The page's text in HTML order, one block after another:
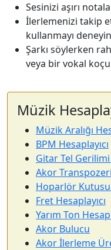
Sesinizi aşırı
İlerlemenizi takip
kullanmayı
Şarkı söylerken
veya bir vokal
Müzik
Müzik Aralığı
BPM Hesaplayıcı
Gitar Tel Gerilimi
Akor Transpozeri
Hoparlör Kutusu
Fret Hesaplayıcı
Yarım Ton
Akor Bulucu
Akor İlerleme